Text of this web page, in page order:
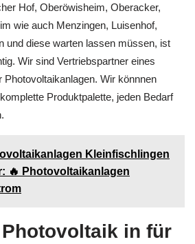
Hof, Oberöwisheim, Oberacker,
wie auch Menzingen, Luisenhof,
und diese warten lassen müssen, ist
Wir sind Vertriebspartner eines
Photovoltaikanlagen. Wir könnnen
Produktpalette, jeden Bedarf
Kleinfischlingen
🔥 Photovoltaikanlagen
in für